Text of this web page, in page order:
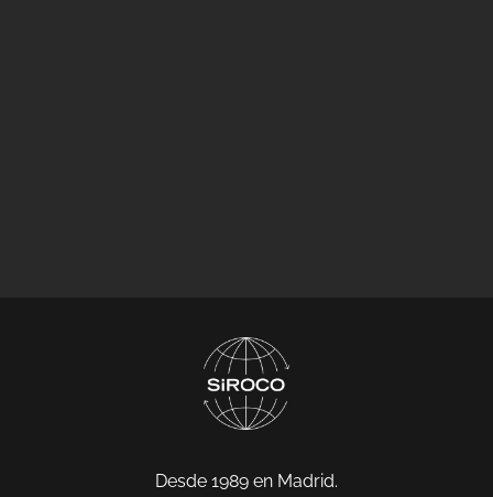
Desde 1989 en Madrid.